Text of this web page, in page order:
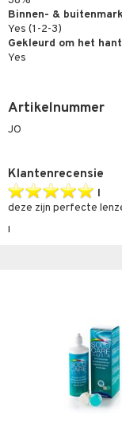
Binnen- &
Yes (1-2-3)
Gekleurd om het
Yes
Artikelnummer
JO
Klantenrecensie
l
deze zijn perfecte
l